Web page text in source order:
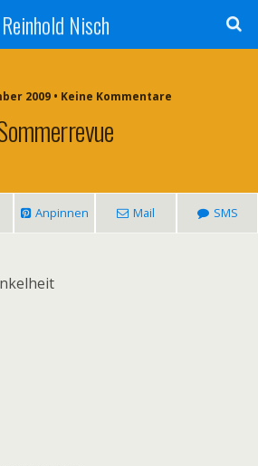
Reinhold Nisch
2009 • Keine Kommentare
Anpinnen Mail SMS